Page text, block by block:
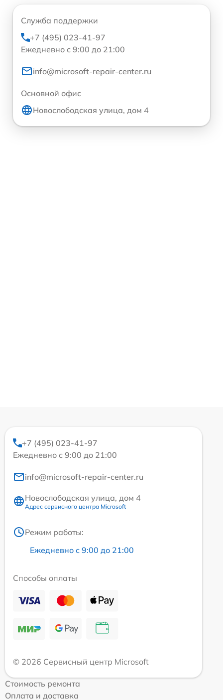
Служба поддержки
+7 (495) 023-41-97
Ежедневно с 9:00 до 21:00
info@microsoft-repair-center.ru
Основной офис
Новослободская улица, дом 4
+7 (495) 023-41-97
Ежедневно с 9:00 до 21:00
info@microsoft-repair-center.ru
Новослободская улица, дом 4
Адрес сервисного центра Microsoft
Режим работы:
Ежедневно с 9:00 до 21:00
Способы оплаты
© 2026 Сервисный центр Microsoft
Стоимость ремонта
Оплата и доставка